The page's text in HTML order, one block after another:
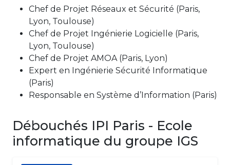
Chef de Projet Réseaux et Sécurité (Paris,
Lyon, Toulouse)
Chef de Projet Ingénierie Logicielle (Paris,
Lyon, Toulouse)
Chef de Projet AMOA (Paris, Lyon)
Expert en Ingénierie Sécurité Informatique
(Paris)
Responsable en Système d’Information (Paris)
Débouchés IPI Paris - Ecole
informatique du groupe IGS